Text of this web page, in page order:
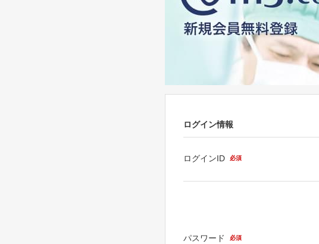
ログイン情報
ログインID 必須
パスワード 必須